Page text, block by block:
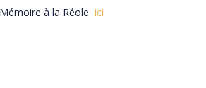
à la Réoleici